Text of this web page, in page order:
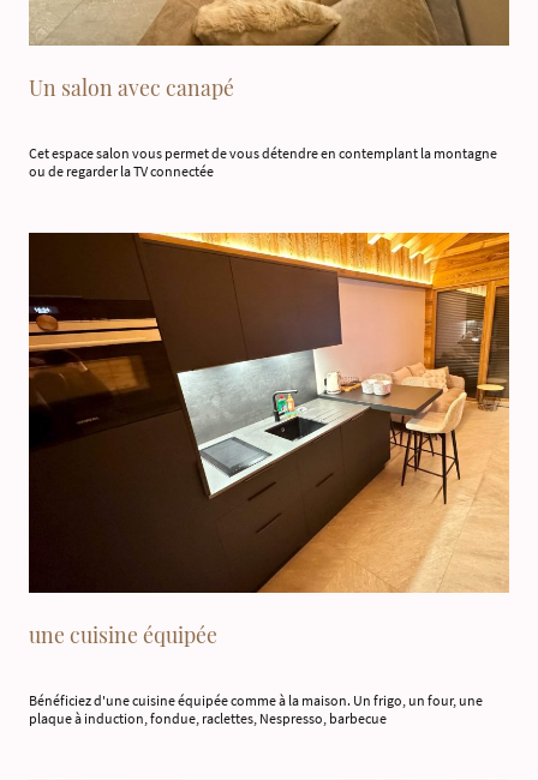
Un salon avec canapé
Cet espace salon vous permet de vous détendre en contemplant la montagne
ou de regarder la TV connectée
une cuisine équipée
Bénéficiez d'une cuisine équipée comme à la maison. Un frigo, un four, une
plaque à induction, fondue, raclettes, Nespresso, barbecue